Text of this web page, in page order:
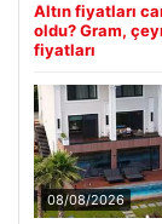
Altın fiyatları
oldu? Gram,
fiyatları
08/08/2026